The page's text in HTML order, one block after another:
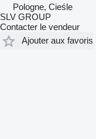
Pologne, Cieśle
SLV GROUP
Contacter le vendeur
Ajouter aux favoris